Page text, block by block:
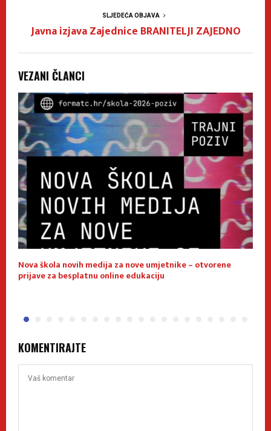
SLJEDEĆA OBJAVA
Javna izjava Zajednice BRANITELJI ZAJEDNO
VEZANI ČLANCI
Nova škola novih medija za nove umjetnike – otvorene
prijave za besplatnu online edukaciju
KOMENTIRAJTE